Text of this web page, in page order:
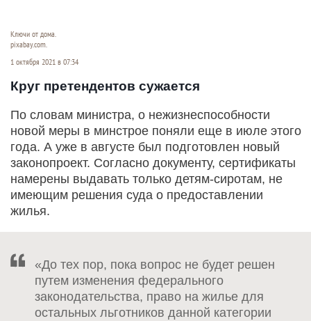
Ключи от дома.
pixabay.com.
1 октября 2021 в 07:34
Круг претендентов сужается
По словам министра, о нежизнеспособности
новой меры в минстрое поняли еще в июле этого
года. А уже в августе был подготовлен новый
законопроект. Согласно документу, сертификаты
намерены выдавать только детям-сиротам, не
имеющим решения суда о предоставлении
жилья.
«До тех пор, пока вопрос не будет решен
путем изменения федерального
законодательства, право на жилье для
остальных льготников данной категории